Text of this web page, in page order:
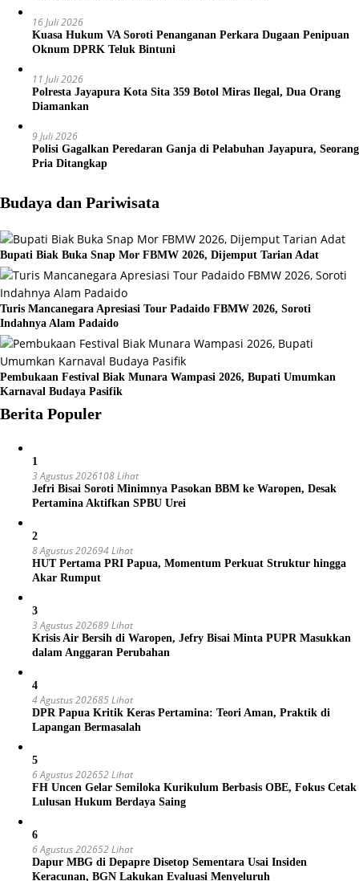
16 Juli 2026
Kuasa Hukum VA Soroti Penanganan Perkara Dugaan Penipuan
Oknum DPRK Teluk Bintuni
11 Juli 2026
Polresta Jayapura Kota Sita 359 Botol Miras Ilegal, Dua Orang
Diamankan
9 Juli 2026
Polisi Gagalkan Peredaran Ganja di Pelabuhan Jayapura, Seorang
Pria Ditangkap
Budaya dan Pariwisata
Bupati Biak Buka Snap Mor FBMW 2026, Dijemput Tarian Adat
Turis Mancanegara Apresiasi Tour Padaido FBMW 2026, Soroti
Indahnya Alam Padaido
Pembukaan Festival Biak Munara Wampasi 2026, Bupati Umumkan
Karnaval Budaya Pasifik
Berita Populer
1
3 Agustus 2026108 Lihat
Jefri Bisai Soroti Minimnya Pasokan BBM ke Waropen, Desak
Pertamina Aktifkan SPBU Urei
2
8 Agustus 202694 Lihat
HUT Pertama PRI Papua, Momentum Perkuat Struktur hingga
Akar Rumput
3
3 Agustus 202689 Lihat
Krisis Air Bersih di Waropen, Jefry Bisai Minta PUPR Masukkan
dalam Anggaran Perubahan
4
4 Agustus 202685 Lihat
DPR Papua Kritik Keras Pertamina: Teori Aman, Praktik di
Lapangan Bermasalah
5
6 Agustus 202652 Lihat
FH Uncen Gelar Semiloka Kurikulum Berbasis OBE, Fokus Cetak
Lulusan Hukum Berdaya Saing
6
6 Agustus 202652 Lihat
Dapur MBG di Depapre Disetop Sementara Usai Insiden
Keracunan, BGN Lakukan Evaluasi Menyeluruh